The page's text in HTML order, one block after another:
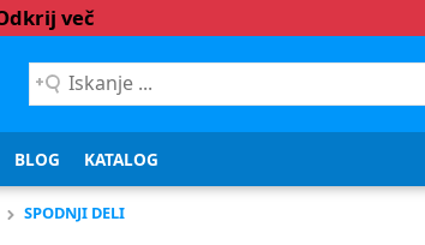
več
Iskanje
...
BLOG KATALOG
SPODNJI DELI